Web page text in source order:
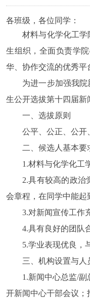
各班级，各位同学：
材料与化学化工
生组织，全面负责学
华、协作交流的优秀平
为进一步加强我
生公开选拔第十四届新
一、选拔原则
公平、公正、公开
二、候选人基本要
1.材料与化学化工
2.具有较高的政治
会章程，在同学中能起
3.对新闻宣传工作
4.具有良好的团队
5.学业表现优良，
三、机构设置与人
1.新闻中心总监/
开新闻中心干部会议；